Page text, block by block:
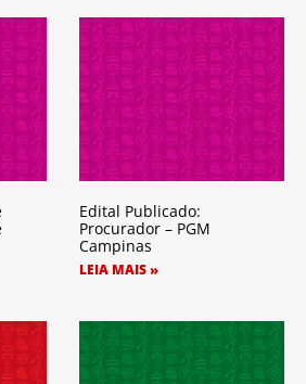
Edital Publicado:
Procurador – PGM
Campinas
LEIA MAIS »